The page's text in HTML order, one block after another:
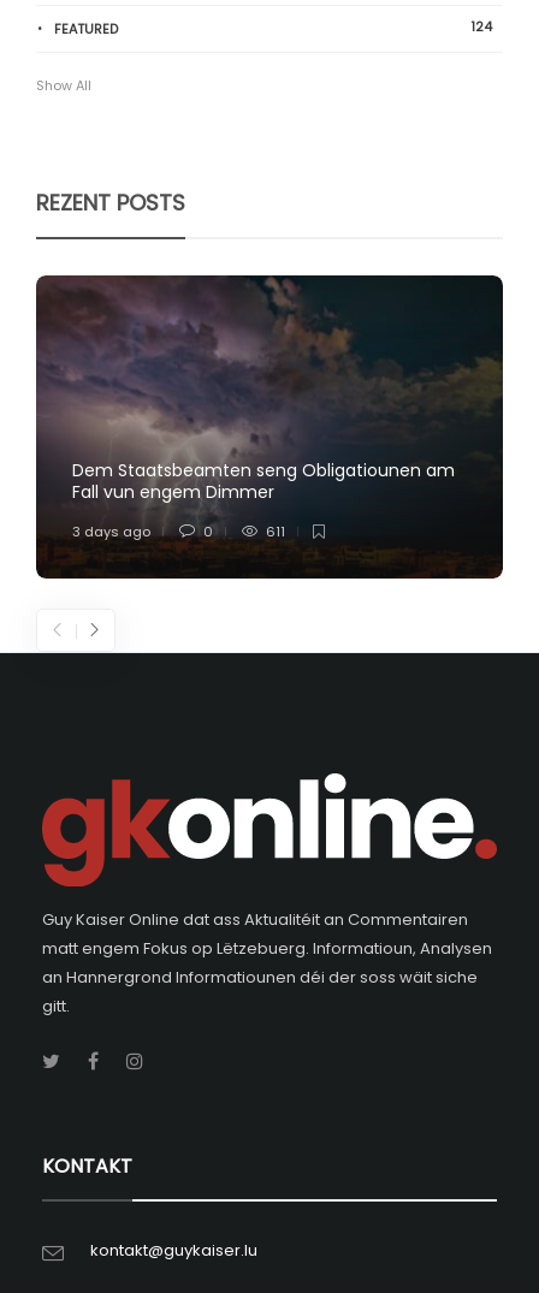
FEATURED 124
Show All
REZENT POSTS
Dem Staatsbeamten seng Obligatiounen am
Fall vun engem Dimmer
3 days ago 0 611
Guy Kaiser Online dat ass Aktualitéit an Commentairen
matt engem Fokus op Lëtzebuerg. Informatioun, Analysen
an Hannergrond Informatiounen déi der soss wäit siche
gitt.
KONTAKT
kontakt@guykaiser.lu